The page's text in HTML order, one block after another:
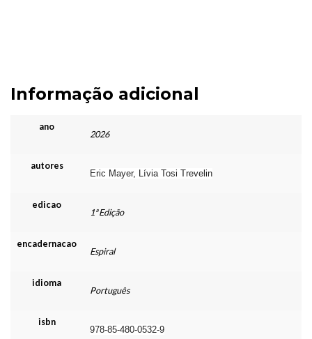
Informação adicional
ano
2026
autores
Eric Mayer, Lívia Tosi Trevelin
edicao
1ª Edição
encadernacao
Espiral
idioma
Português
isbn
978-85-480-0532-9